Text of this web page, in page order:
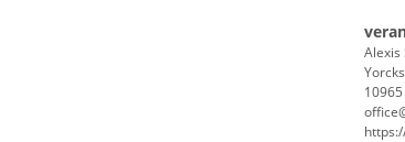
Alexis